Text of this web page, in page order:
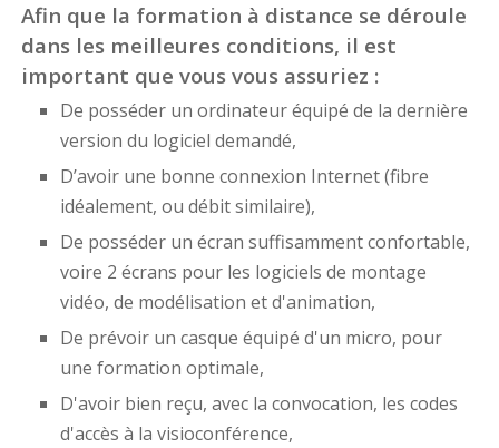
Afin que la formation à distance se déroule
dans les meilleures conditions, il est
important que vous vous assuriez :
De posséder un ordinateur équipé de la dernière
version du logiciel demandé,
D’avoir une bonne connexion Internet (fibre
idéalement, ou débit similaire),
De posséder un écran suffisamment confortable,
voire 2 écrans pour les logiciels de montage
vidéo, de modélisation et d'animation,
De prévoir un casque équipé d'un micro, pour
une formation optimale,
D'avoir bien reçu, avec la convocation, les codes
d'accès à la visioconférence,